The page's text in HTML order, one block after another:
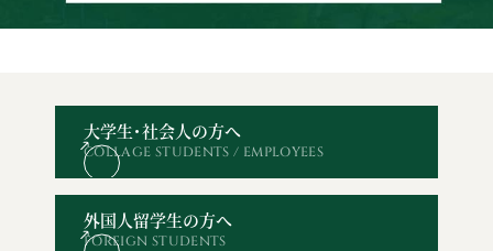
資料請求 オープン
大学生・社会人の方へ
COLLAGE STUDENTS / EMPLOYEES
外国人留学生の方へ
FOREIGN STUDENTS